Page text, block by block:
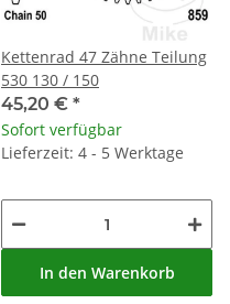
Kettenrad 47 Zähne Teilung
530 130 / 150
45,20 € *
Sofort verfügbar
Lieferzeit: 4 - 5 Werktage
In den Warenkorb